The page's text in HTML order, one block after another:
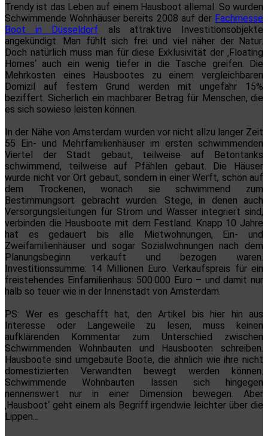
Trendy ist das Leben auf einem Hausboot allemal. So wurden
Schwimmende Wohnhäuser bereits 2008 auf der Fachmesse
Boot in Düsseldorf als attraktive Investitionsobjekte
angekündigt. Man fühlt sich frei und viel näher der Natur.
Doch natürlich muss man für diese Exklusivität der ‚Floating
Homes‘ auch ein wenig tiefer in die Tasche greifen. Die
Mehrkosten eines Hausbootes zu einem vergleichbaren
Domizil auf festem Grund werden mit ungefähr 15%
beziffert. Sicherlich ein machbarer Betrag für Menschen, die
es sich sowieso leisten können.
In der Nähe von Amsterdam wurden vor nicht allzu langer Zeit
55 Ein- und Mehrfamilienhäuser im ersten schwimmenden
Viertel der Stadt gebaut, teilweise auf Betontanks
schwimmend, teilweise auf Pfählen gebaut. Die Häuser
wurde nicht vor Ort gebaut, sondern in einer Werft, schön auf
dem Trockenen, wonach sie schwimmend zum
Bestimmungsort gebracht wurden. Stege, in denen auch
Versorgungsleitungen für Strom und Wasser integriert sind,
verbinden die Hausboote mit dem Festland. Knapp 10 Jahre
hat es gedauert bis alle Mietwohnungen, Ein- und
Zweifamilienhäuser und sogar Sozialwohnungen nach dem
Planungsbeginn verkauft und bezogen waren.
Investitionssumme: 14 Millionen Euro. Verkaufspreis für ein
freistehendes Einfamilienhaus: 500.000 Euro – und damit nur
halb so teuer wie in der Innenstadt von Amsterdam.
PS: Wer es geschafft hat, den Artikel bis hier hin aus
Interesse oder Langeweile zu lesen, muss keinen
aufklärenden Kommentar zum Unterschied zwischen
Schwimmenden Wohnbauten und Hausbooten schreiben.
Hausboote sind umgebaute Boote, die ähnlich wie ihre nicht
domestizierten Verwandten bewegt werden können.
Schwimmende Wohnbauten lassen sich hingegen
nennenswert nur in einer Dimension bewegen. Aber
‚Hausboot‘ geht einem als Begriff irgendwie leichter über die
Lippen…